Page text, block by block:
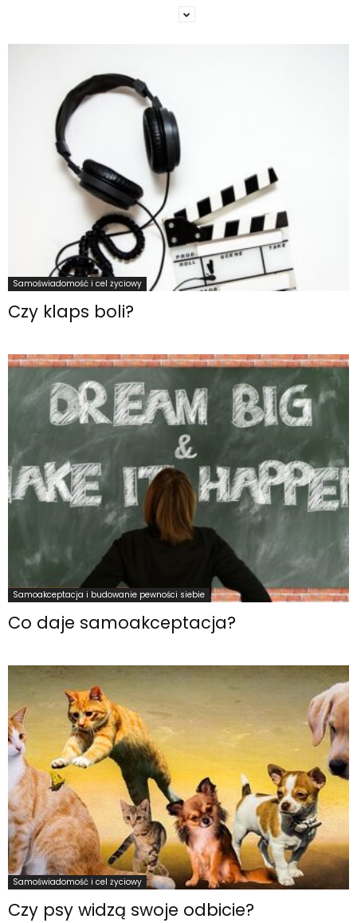
Samoświadomość i cel życiowy
Czy klaps boli?
Samoakceptacja i budowanie pewności siebie
Co daje samoakceptacja?
Samoświadomość i cel życiowy
Czy psy widzą swoje odbicie?